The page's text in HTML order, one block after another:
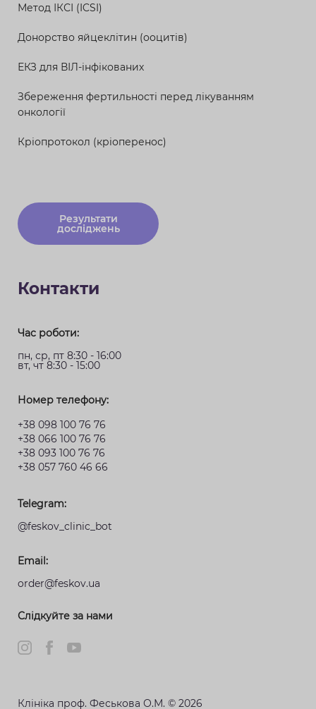
Метод ІКСІ (ICSI)
Донорство яйцеклітин (ооцитів)
ЕКЗ для ВІЛ-інфікованих
Збереження фертильності перед лікуванням
онкології
Кріопротокол (кріоперенос)
Результати
досліджень
Контакти
Час роботи:
пн, ср, пт 8:30 - 16:00
вт, чт 8:30 - 15:00
Номер телефону:
+38 098 100 76 76
+38 066 100 76 76
+38 093 100 76 76
+38 057 760 46 66
Telegram:
@feskov_clinic_bot
Email:
order@feskov.ua
Слідкуйте за нами
Клініка проф. Феськова О.М. © 2026